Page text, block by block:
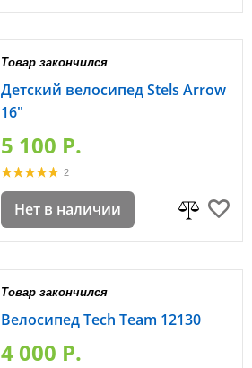
Товар закончился
Детский велосипед Stels Arrow
16"
5 100 P.
2
Нет в наличии
Товар закончился
Велосипед Tech Team 12130
4 000 P.